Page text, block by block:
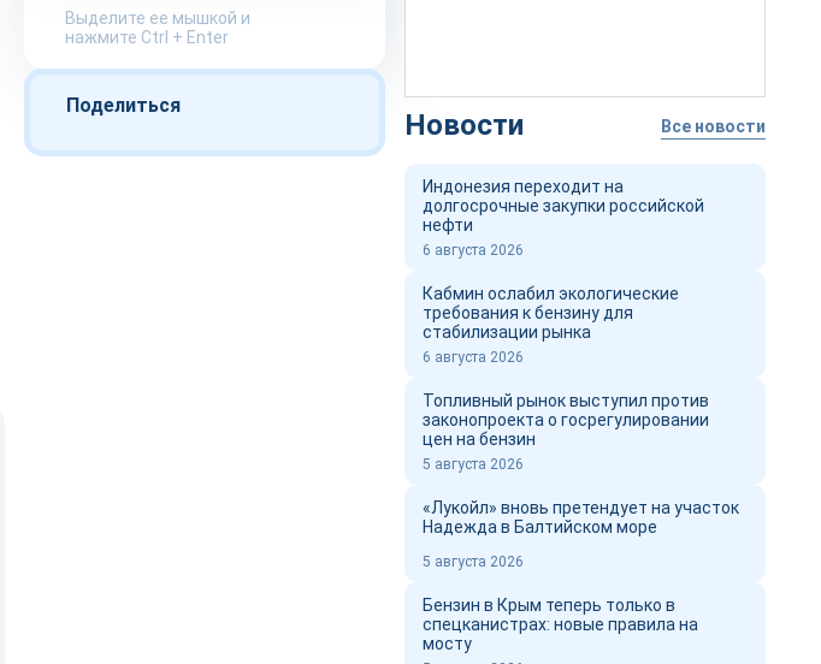
Выделите ее мышкой и
нажмите Ctrl + Enter
Поделиться
Новости Все новости
Индонезия переходит на
долгосрочные закупки российской
нефти
6 августа 2026
Кабмин ослабил экологические
требования к бензину для
стабилизации рынка
6 августа 2026
Топливный рынок выступил против
законопроекта о госрегулировании
цен на бензин
5 августа 2026
«Лукойл» вновь претендует на участок
Надежда в Балтийском море
5 августа 2026
Бензин в Крым теперь только в
спецканистрах: новые правила на
мосту